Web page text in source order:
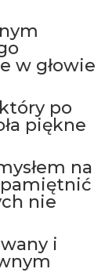
w głowie
po
piękne
na
nie
i